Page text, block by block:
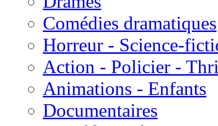
Comédies dramatiques
Horreur - Science-
Action - Policier -
Animations - Enfants
Documentaires